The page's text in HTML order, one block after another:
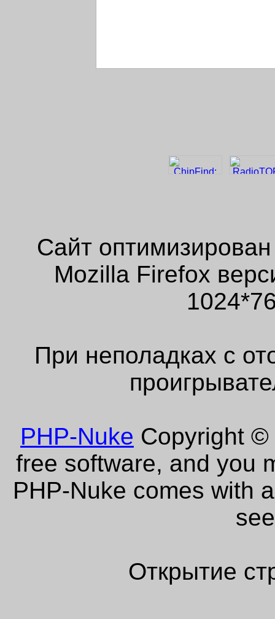
Сайт
Mozilla Firefox
При неполадках с
PHP-Nuke Copyright ©
free software, and you
PHP-Nuke comes with
Открытие